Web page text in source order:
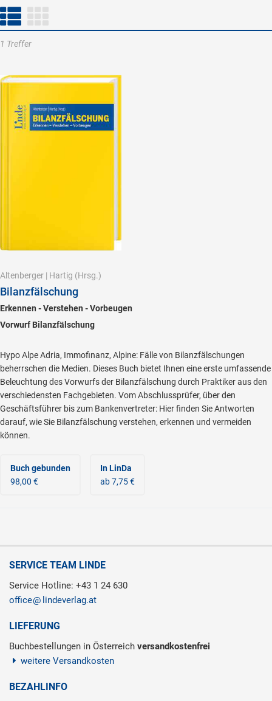
1 Treffer
Altenberger | Hartig (Hrsg.)
Bilanzfälschung
Erkennen - Verstehen - Vorbeugen
Vorwurf Bilanzfälschung
Hypo Alpe Adria, Immofinanz, Alpine: Fälle von Bilanzfälschungen
beherrschen die Medien. Dieses Buch bietet Ihnen eine erste umfassende
Beleuchtung des Vorwurfs der Bilanzfälschung durch Praktiker aus den
verschiedensten Fachgebieten. Vom Abschlussprüfer, über den
Geschäftsführer bis zum Bankenvertreter: Hier finden Sie Antworten
darauf, wie Sie Bilanzfälschung verstehen, erkennen und vermeiden
können.
Buch gebunden
98,00 €
In LinDa
ab 7,75 €
SERVICE TEAM LINDE
Service Hotline: +43 1 24 630
office
lindeverlag.at
LIEFERUNG
Buchbestellungen in Österreich versandkostenfrei
weitere Versandkosten
BEZAHLINFO